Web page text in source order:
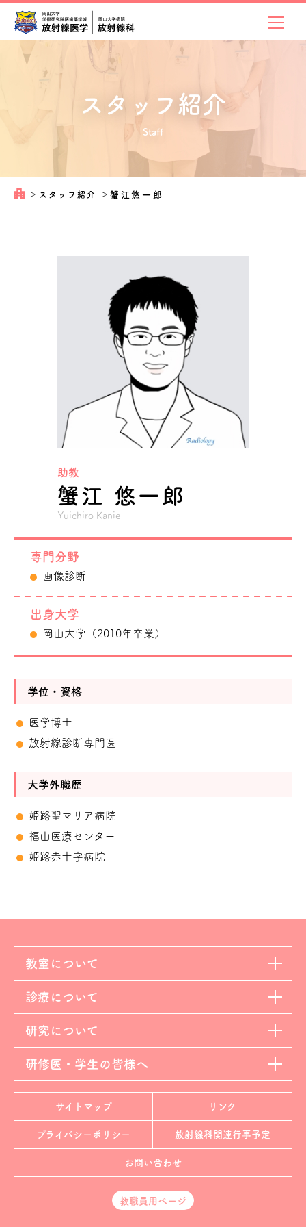
スタッフ紹介
Staff
＞ スタッフ紹介 ＞蟹江悠一郎
助教
蟹江 悠一郎
Yuichiro Kanie
専門分野
画像診断
出身大学
岡山大学（2010年卒業）
学位・資格
医学博士
放射線診断専門医
大学外職歴
姫路聖マリア病院
福山医療センター
姫路赤十字病院
教室について
診療について
研究について
研修医・学生の皆様へ
サイトマップ リンク
プライバシーポリシー 放射線科関連行事予定
お問い合わせ
教職員用ページ